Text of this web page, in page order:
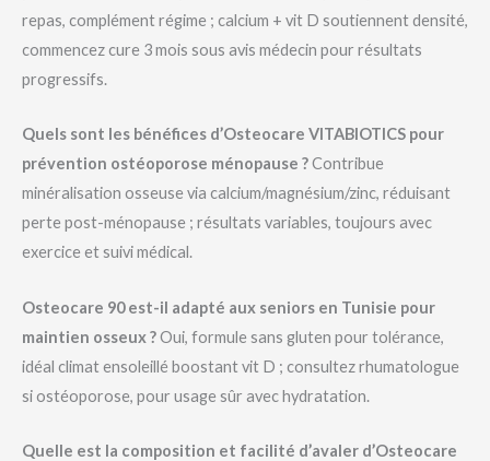
repas, complément régime ; calcium + vit D soutiennent densité,
commencez cure 3 mois sous avis médecin pour résultats
progressifs.
Quels sont les bénéfices d’Osteocare VITABIOTICS pour
prévention ostéoporose ménopause ?Contribue
minéralisation osseuse via calcium/magnésium/zinc, réduisant
perte post-ménopause ; résultats variables, toujours avec
exercice et suivi médical.
Osteocare 90 est-il adapté aux seniors en Tunisie pour
maintien osseux ?Oui, formule sans gluten pour tolérance,
idéal climat ensoleillé boostant vit D ; consultez rhumatologue
si ostéoporose, pour usage sûr avec hydratation.
Quelle est la composition et facilité d’avaler d’Osteocare